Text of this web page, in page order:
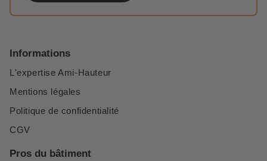
Informations
L'expertise Ami-Hauteur
Mentions légales
Politique de confidentialité
CGV
Pros du bâtiment